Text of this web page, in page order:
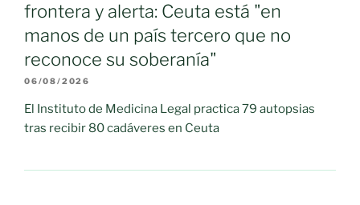
frontera y alerta: Ceuta está "en
manos de un país tercero que no
reconoce su soberanía"
06/08/2026
El Instituto de Medicina Legal practica 79 autopsias
tras recibir 80 cadáveres en Ceuta